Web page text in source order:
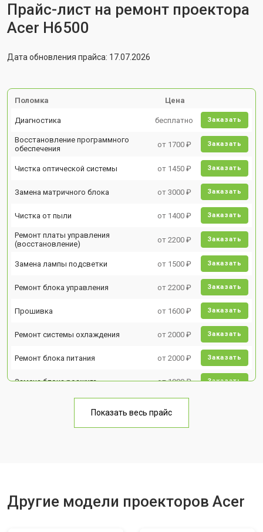
Прайс-лист на ремонт проектора
Acer H6500
Дата обновления прайса: 17.07.2026
Поломка Цена
Диагностика бесплатно Заказать
Восстановление программного
обеспечения
от 1700 ₽ Заказать
Чистка оптической системы от 1450 ₽ Заказать
Замена матричного блока от 3000 ₽ Заказать
Чистка от пыли от 1400 ₽ Заказать
Ремонт платы управления
(восстановление)
от 2200 ₽ Заказать
Замена лампы подсветки от 1500 ₽ Заказать
Ремонт блока управления от 2200 ₽ Заказать
Прошивка от 1600 ₽ Заказать
Ремонт системы охлаждения от 2000 ₽ Заказать
Ремонт блока питания от 2000 ₽ Заказать
Замена блока розжига от 1900 ₽ Заказать
Показать весь прайс
Другие модели проекторов Acer